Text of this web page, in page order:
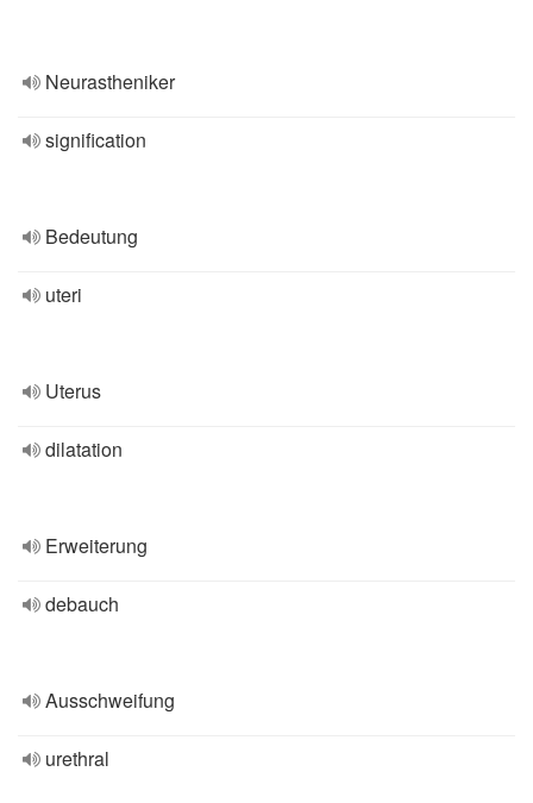
Neurastheniker
signification
Bedeutung
uteri
Uterus
dilatation
Erweiterung
debauch
Ausschweifung
urethral